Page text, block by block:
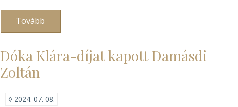
Tovább
levéltárosok
Rómában)
Dóka Klára-díjat kapott Damásdi
Zoltán
◊ 2024. 07. 08.